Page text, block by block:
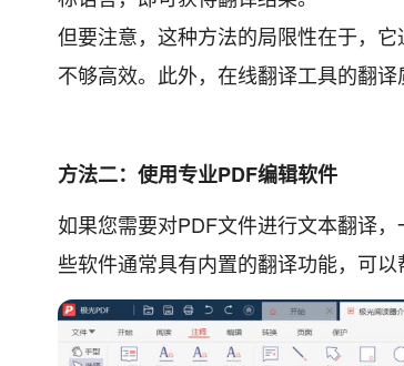
但要注意，这种方法的局限性在于，
不够高效。此外，在线翻译工具的翻
方法二：使用专业PDF编辑软件
如果您需要对PDF文件进行文本翻译
些软件通常具有内置的翻译功能，可